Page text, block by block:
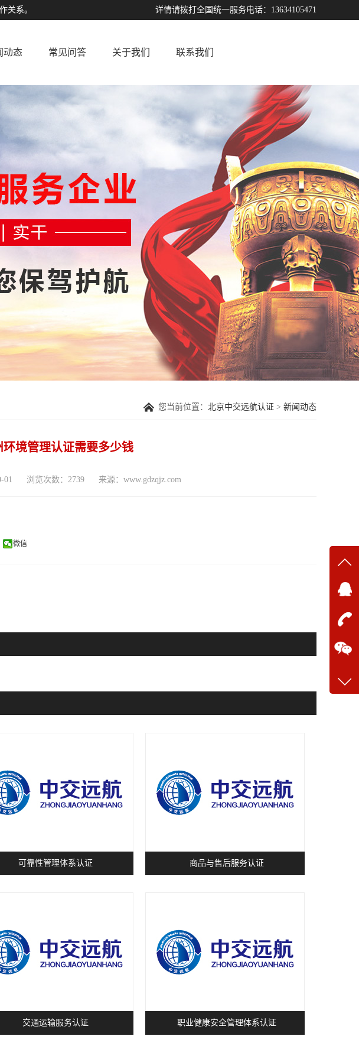
关系。 详情请拨打全国统一服务电话：13634105471
动态 常见问答 关于我们 联系我们
您当前位置： 北京中交远航认证 > 新闻动态
环境管理认证需要多少钱
01 浏览次数：2739 来源：www.gdzqjz.com
微信
可靠性管理体系认证 商品与售后服务认证
交通运输服务认证 职业健康安全管理体系认证
在线
在
咨询
客服